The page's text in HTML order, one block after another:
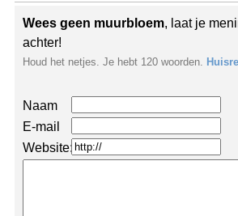
Wees geen muurbloem, laat je
achter!
Houd het netjes. Je hebt 120 woorden.
Naam
E-mail
Website: